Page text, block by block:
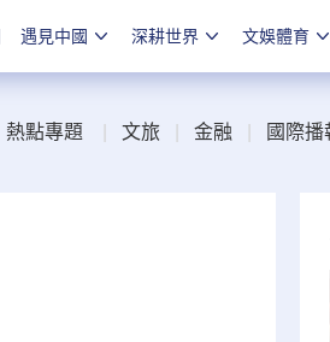
遇見中國 深耕世界 文娛體育
熱點專題 文旅 金融 國際播